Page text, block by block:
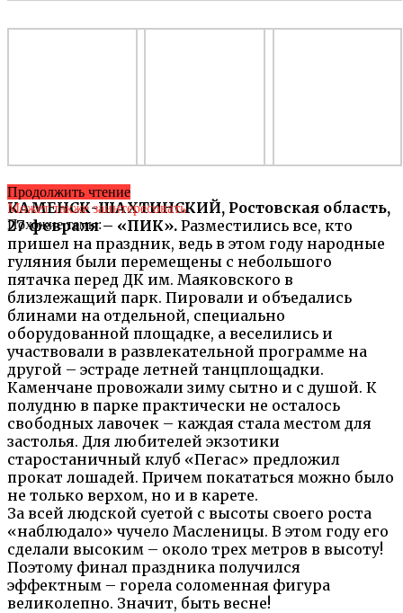
КАМЕНСК-ШАХТИНСКИЙ, Ростовская область,
27 февраля – «ПИК». Разместились все, кто
пришел на праздник, ведь в этом году народные
гуляния были перемещены с небольшого
пятачка перед ДК им. Маяковского в
близлежащий парк. Пировали и объедались
блинами на отдельной, специально
оборудованной площадке, а веселились и
участвовали в развлекательной программе на
другой – эстраде летней танцплощадки.
Каменчане провожали зиму сытно и с душой. К
полудню в парке практически не осталось
свободных лавочек – каждая стала местом для
застолья. Для любителей экзотики
старостаничный клуб «Пегас» предложил
прокат лошадей. Причем покататься можно было
не только верхом, но и в карете.
За всей людской суетой с высоты своего роста
«наблюдало» чучело Масленицы. В этом году его
сделали высоким – около трех метров в высоту!
Поэтому финал праздника получился
эффектным – горела соломенная фигура
великолепно. Значит, быть весне!
Продолжить чтение
Может также заинтересовать
Похожие темы: